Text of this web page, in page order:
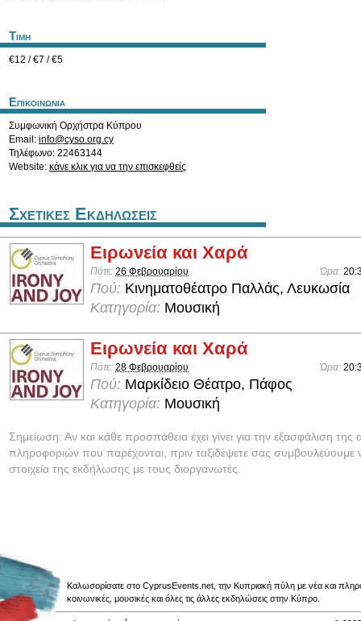
Τιμη
€12 / €7 / €5
Επικοινωνια
Συμφωνική Ορχήστρα Κύπρου
Email: info@cyso.org.cy
Τηλέφωνο: 22463144
Website: κάνε κλικ για να την επισκεφθείς
Σχετικες Εκδηλωσεις
Ειρωνεία και Χαρά
Πότε: 26 Φεβρουαρίου Ώρα:
Πού: Κινηματοθέατρο Παλλάς, Λευκωσία
Κατηγορία: Μουσική
Ειρωνεία και Χαρά
Πότε: 28 Φεβρουαρίου Ώρα:
Πού: Μαρκίδειο Θέατρο, Πάφος
Κατηγορία: Μουσική
Σημείωση: Αν και κάθε προσπάθεια έχει γίνει για την εξασφάλιση της
πληροφοριών που παρέχονται, πριν ταξιδέψετε σας συμβουλεύουμε
στοιχεία της εκδήλωσης με τους διοργανωτές.
Καλωσορίσατε στο CyprusEvents.net, την Κυπριακή πύλη με νέα και
κοινωνικές, μουσικές και όλες τις άλλες εκδηλώσεις στην Κύπρο.